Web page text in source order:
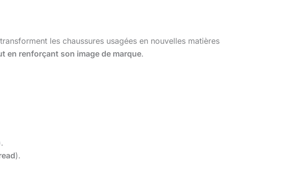
transforment les chaussures usagées en nouvelles matières
en renforçant son image de marque.
).